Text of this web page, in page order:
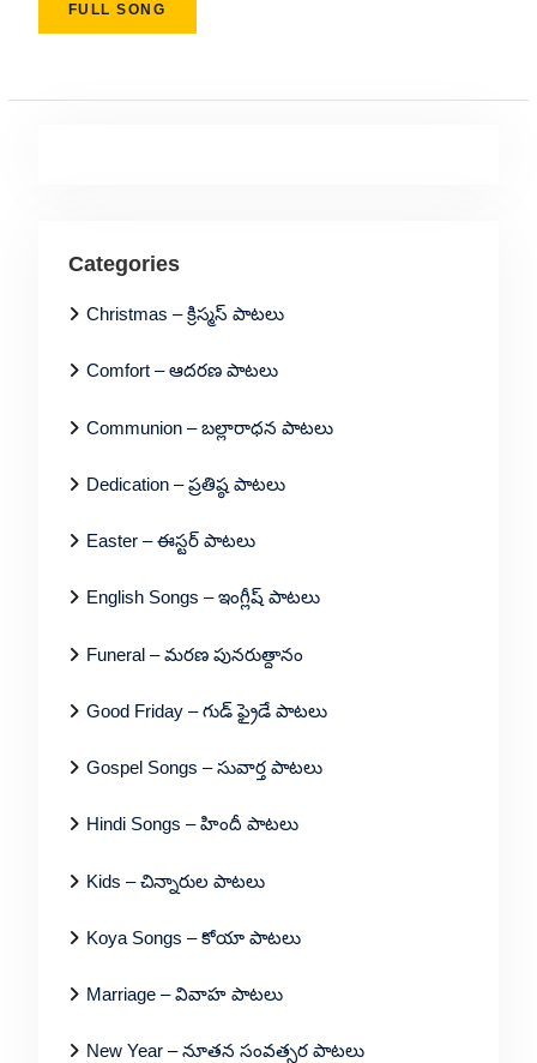
FULL SONG
Categories
Christmas – క్రిస్మస్ పాటలు
Comfort – ఆదరణ పాటలు
Communion – బల్లారాధన పాటలు
Dedication – ప్రతిష్ఠ పాటలు
Easter – ఈస్టర్ పాటలు
English Songs – ఇంగ్లీష్ పాటలు
Funeral – మరణ పునరుత్దానం
Good Friday – గుడ్ ఫ్రైడే పాటలు
Gospel Songs – సువార్త పాటలు
Hindi Songs – హిందీ పాటలు
Kids – చిన్నారుల పాటలు
Koya Songs – కోయా పాటలు
Marriage – వివాహ పాటలు
New Year – నూతన సంవత్సర పాటలు